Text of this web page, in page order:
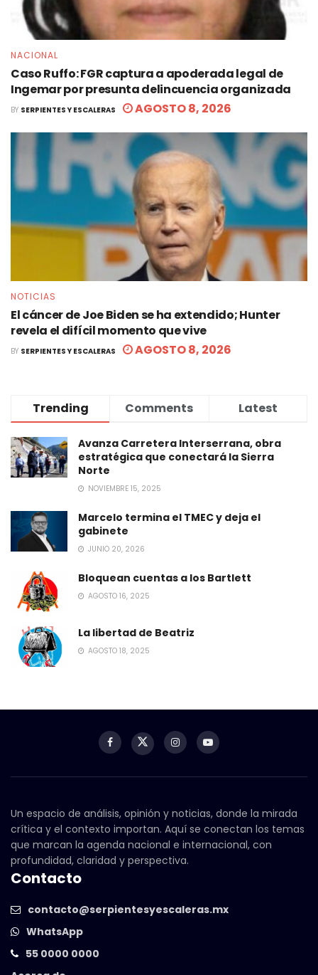
NACIONAL
Caso Ruffo: FGR captura a apoderada legal de
Ingemar por presunta delincuencia organizada
BY SERPIENTES Y ESCALERAS AGOSTO 8, 2026
NOTICIAS
El cáncer de Joe Biden se ha extendido; Hunter
revela el difícil momento que vive
BY SERPIENTES Y ESCALERAS AGOSTO 8, 2026
Trending Comments Latest
Avanza Carretera Interserrana, obra
estratégica que conectará la Sierra
Norte
NOVIEMBRE 15, 2025
Marcelo termina el TMEC y deja el
gabinete
JUNIO 20, 2026
Bloquean cuentas a los Bartlett
AGOSTO 16, 2025
La libertad de Beatriz
AGOSTO 18, 2025
Un espacio de análisis, opinión y noticias, donde la mirada
crítica y el contexto importan. Aquí se conectan los temas
que marcan la agenda nacional e internacional, con
profundidad, claridad y perspectiva.
Contacto
contacto@serpientesyescaleras.mx
WhatsApp
55 0000 0000